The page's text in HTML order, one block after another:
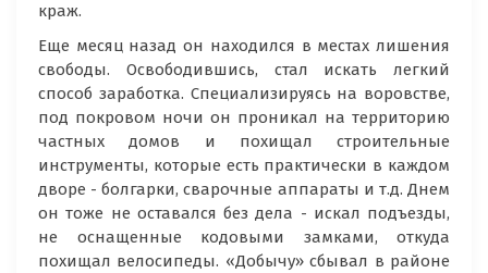
краж.
Еще месяц назад он находился в местах лишения
свободы. Освободившись, стал искать легкий
способ заработка. Специализируясь на воровстве,
под покровом ночи он проникал на территорию
частных домов и похищал строительные
инструменты, которые есть практически в каждом
дворе - болгарки, сварочные аппараты и т.д. Днем
он тоже не оставался без дела - искал подъезды,
не оснащенные кодовыми замками, откуда
похищал велосипеды. «Добычу» сбывал в районе